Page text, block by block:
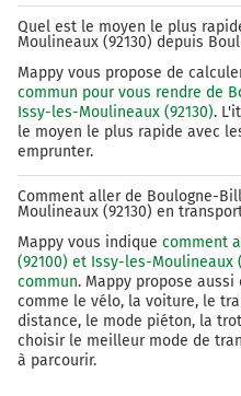
Quel est le moyen le plus
Moulineaux (92130) depuis
Mappy vous propose de
commun pour vous rendre de
Issy-les-Moulineaux (92130).
le moyen le plus rapide avec
emprunter.
Comment aller de Boulogne-
Moulineaux (92130) en
Mappy vous indique comment
(92100) et Issy-les-Moulineaux
commun. Mappy propose
comme le vélo, la voiture, le
distance, le mode piéton, la
choisir le meilleur mode de
à parcourir.